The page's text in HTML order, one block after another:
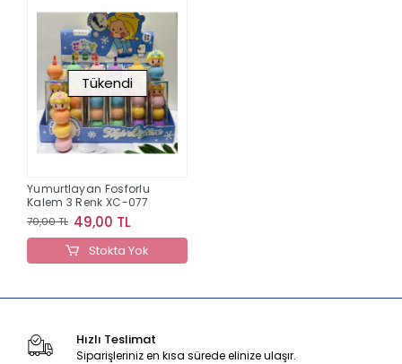
Tükendi
Yumurtlayan Fosforlu
Kalem 3 Renk XC-077
70,00 TL 49,00 TL
Stokta Yok
Hızlı Teslimat
Siparişleriniz en kısa sürede elinize ulaşır.